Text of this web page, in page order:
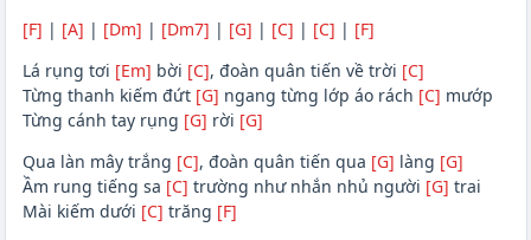
[F] | [A] | [Dm] | [Dm7] | [G] | [C] | [C] | [F]
Lá rụng tơi [Em] bời [C], đoàn quân tiến về trời [C]
Từng thanh kiếm đứt [G] ngang từng lớp áo rách [C] mướp
Từng cánh tay rụng [G] rời [G]
Qua làn mây trắng [C], đoàn quân tiến qua [G] làng [G]
Ầm rung tiếng sa [C] trường như nhắn nhủ người [G] trai
Mài kiếm dưới [C] trăng [F]